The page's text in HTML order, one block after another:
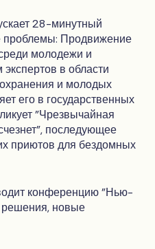
28-минутный
Продвижение
молодежи и
в области
и молодых
его в государственных
"Чрезвычайная
последующее
приютов для бездомных
конференцию "Нью-
новые